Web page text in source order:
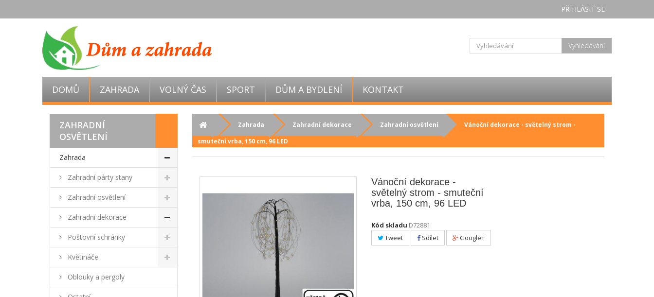
PŘIHLÁSIT SE
Vyhledávání
DOMŮ ZAHRADA VOLNÝ ČAS SPORT DŮM A BYDLENÍ KONTAKT
ZAHRADNÍ
OSVĚTLENÍ
Zahrada
Zahradní párty stany
Zahradní osvětlení
Zahradní dekorace
Poštovní schránky
Květináče
Oblouky a pergoly
Zahrada Zahradní dekorace Zahradní osvětlení
Vánoční dekorace - světelný strom -
smuteční vrba, 150 cm, 96 LED
Vánoční dekorace -
světelný strom - smuteční
vrba, 150 cm, 96 LED
Kód skladu D72881
Tweet
Sdílet Google+